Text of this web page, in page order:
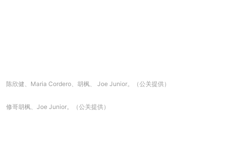
陈欣健、Maria Cordero、胡枫、 Joe Junior。（公关提供）
修哥胡枫、Joe Junior。（公关提供）